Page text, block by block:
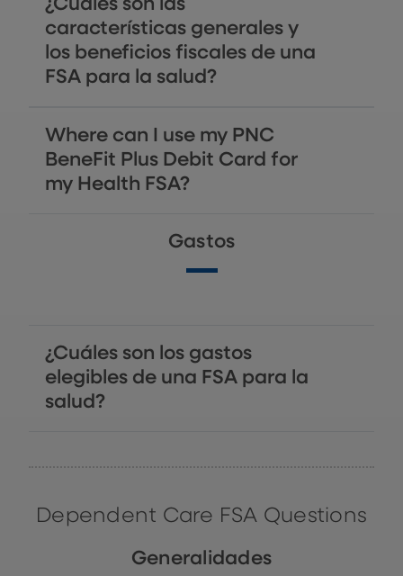
¿Cuáles son las
características generales y
los beneficios fiscales de una
FSA para la salud?
Where can I use my PNC
BeneFit Plus Debit Card for
my Health FSA?
Gastos
¿Cuáles son los gastos
elegibles de una FSA para la
salud?
Dependent Care FSA Questions
Generalidades